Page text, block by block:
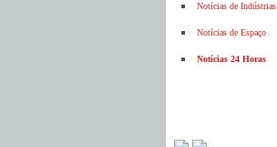
Notícias de Indústrias
Notícias de Espaço
Notícias 24 Horas